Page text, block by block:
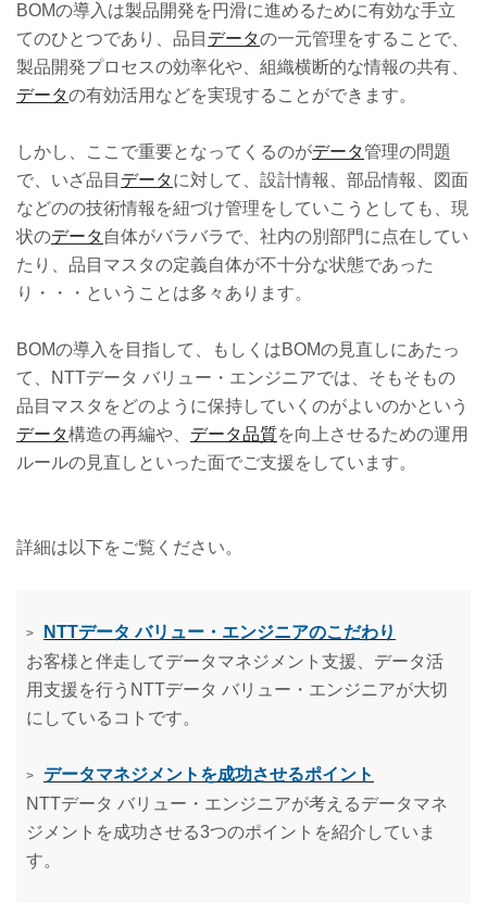
BOMの導入は製品開発を円滑に進めるために有効な手立
てのひとつであり、品目 データの一元管理をすることで、
製品開発プロセスの効率化や、組織横断的な情報の共有、
データの有効活用などを実現することができます。
しかし、ここで重要となってくるのがデータ管理の問題
で、いざ品目 データに対して、設計情報、部品情報、図面
などのの技術情報を紐づけ管理をしていこうとしても、現
状のデータ 自体がバラバラで、社内の別部門に点在してい
たり、品目マスタの定義自体が不十分な状態であった
り・・・ということは多々あります。
BOMの導入を目指して、もしくはBOMの見直しにあたっ
て、NTTデータ バリュー・エンジニアでは、そもそもの
品目マスタをどのように保持していくのがよいのかという
データ構造の再編や、 データ品質を向上させるための運用
ルールの見直しといった面でご支援をしています。
詳細は以下をご覧ください。
>
NTTデータ バリュー・エンジニアのこだわり
お客様と伴走してデータマネジメント支援、データ活
用支援を行うNTTデータ バリュー・エンジニアが大切
にしているコトです。
> データマネジメントを成功させるポイント
NTTデータ バリュー・エンジニアが考えるデータマネ
ジメントを成功させる3つのポイントを紹介していま
す。